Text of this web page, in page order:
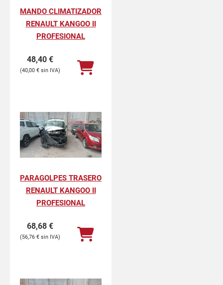
MANDO CLIMATIZADOR
RENAULT KANGOO II
PROFESIONAL
48,40 €
40,00 €
PARAGOLPES TRASERO
RENAULT KANGOO II
PROFESIONAL
68,68 €
56,76 €